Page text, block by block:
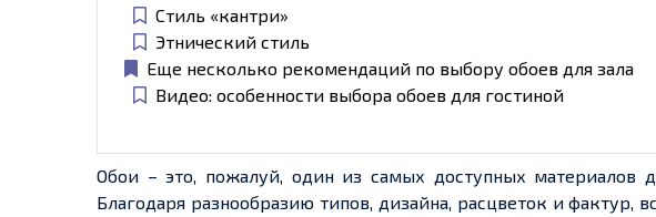
Стиль «кантри»
Этнический стиль
Еще несколько рекомендаций по выбору обоев для зала
Видео: особенности выбора обоев для гостиной
Обои – это, пожалуй, один из самых доступных материалов
Благодаря разнообразию типов, дизайна, расцветок и фактур,